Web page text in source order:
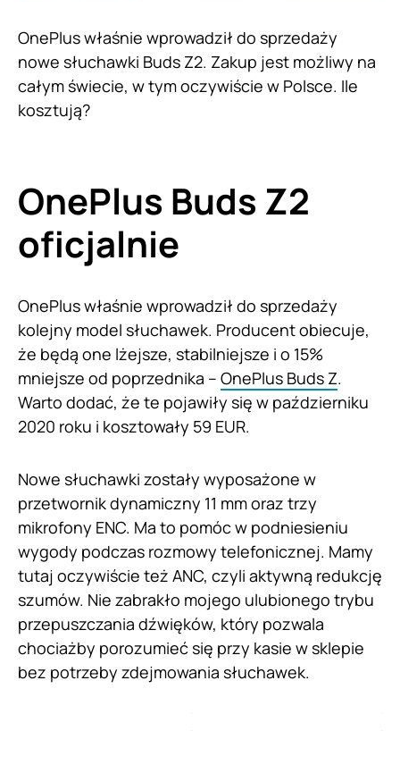
OnePlus właśnie wprowadził do sprzedaży
nowe słuchawki Buds Z2. Zakup jest możliwy na
całym świecie, w tym oczywiście w Polsce. Ile
kosztują?
OnePlus Buds Z2
oficjalnie
OnePlus właśnie wprowadził do sprzedaży
kolejny model słuchawek. Producent obiecuje,
że będą one lżejsze, stabilniejsze i o 15%
mniejsze od poprzednika – OnePlus Buds Z.
Warto dodać, że te pojawiły się w październiku
2020 roku i kosztowały 59 EUR.
Nowe słuchawki zostały wyposażone w
przetwornik dynamiczny 11 mm oraz trzy
mikrofony ENC. Ma to pomóc w podniesieniu
wygody podczas rozmowy telefonicznej. Mamy
tutaj oczywiście też ANC, czyli aktywną redukcję
szumów. Nie zabrakło mojego ulubionego trybu
przepuszczania dźwięków, który pozwala
chociażby porozumieć się przy kasie w sklepie
bez potrzeby zdejmowania słuchawek.